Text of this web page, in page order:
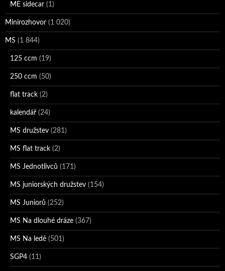
ME sidecar (1)
Minirozhovor (1 020)
MS (1 844)
125 ccm (19)
250 ccm (50)
flat track (2)
kalendář (24)
MS družstev (281)
MS flat track (2)
MS Jednotlivců (171)
MS juniorských družstev (154)
MS Juniorů (252)
MS Na dlouhé dráze (367)
MS Na ledě (501)
SGP4 (11)